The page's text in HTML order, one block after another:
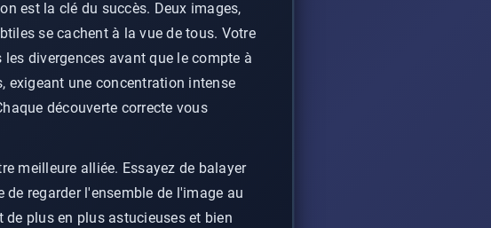
est la clé du succès. Deux images,
se cachent à la vue de tous. Votre
divergences avant que le compte à
exigeant une concentration intense
découverte correcte vous
meilleure alliée. Essayez de balayer
regarder l'ensemble de l'image au
plus en plus astucieuses et bien